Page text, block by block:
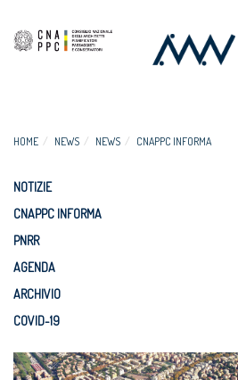
HOME NEWS NEWS CNAPPC INFORMA
NOTIZIE
CNAPPC INFORMA
PNRR
AGENDA
ARCHIVIO
COVID-19